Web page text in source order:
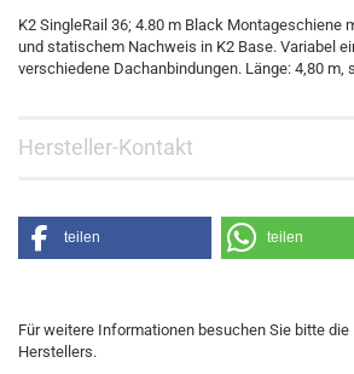
K2 SingleRail 36; 4.80 m Black Montageschiene
und statischem Nachweis in K2 Base. Variabel
verschiedene Dachanbindungen. Länge: 4,80 m,
Hersteller-Kontakt
teilen teilen
Für weitere Informationen besuchen Sie bitte die
Herstellers.